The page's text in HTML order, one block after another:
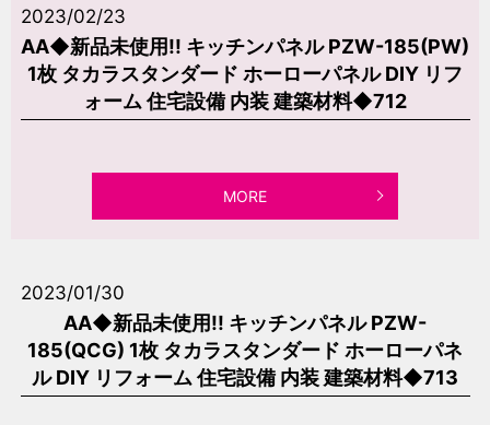
2023/02/23
AA◆新品未使用!! キッチンパネル PZW-185(PW)
1枚 タカラスタンダード ホーローパネル DIY リフ
ォーム 住宅設備 内装 建築材料◆712
MORE
2023/01/30
AA◆新品未使用!! キッチンパネル PZW-
185(QCG) 1枚 タカラスタンダード ホーローパネ
ル DIY リフォーム 住宅設備 内装 建築材料◆713